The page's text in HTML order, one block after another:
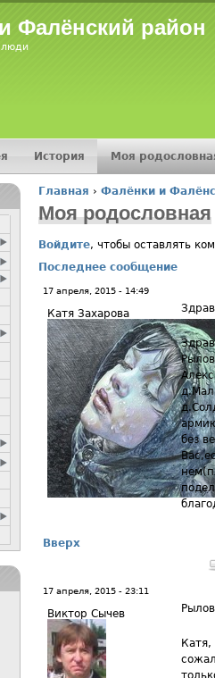
Фалёнский район
люди
Вы здесь
Главная › Фалёнки и
Моя родословная
Войдите, чтобы оставлять
Последнее сообщение
17 апреля, 2015 - 14:49
Катя Захарова
без
Вверх
17 апреля, 2015 - 23:11
Виктор Сычев
История Моя